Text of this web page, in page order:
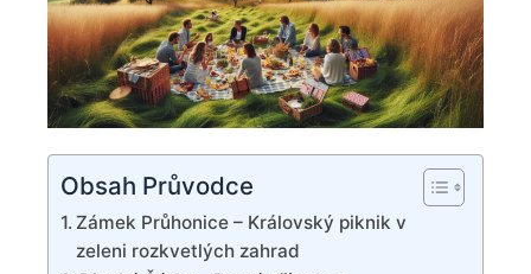
Obsah Průvodce
Zámek Průhonice – ‍Královský⁢ piknik v
zeleni rozkvetlých zahrad